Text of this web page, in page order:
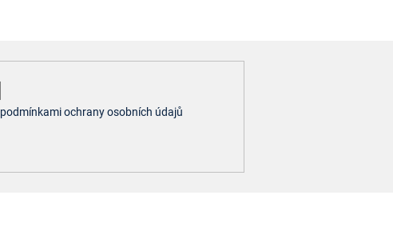
podmínkami ochrany osobních údajů